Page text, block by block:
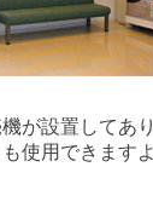
が設置してあ
使用できますよ